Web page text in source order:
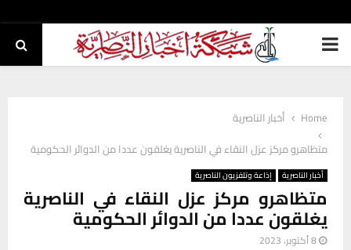
PRIMARY
Home
أخبار الناصرية
متظاهرو مركز عزل النقاء في الناصرية يغلقون عددا من الدوائر الحكومية
أخبار الناصرية إذاعة وتلفزيون الناصرية
متظاهرو مركز عزل النقاء في الناصرية
يغلقون عددا من الدوائر الحكومية
8 أكتوبر، 2023